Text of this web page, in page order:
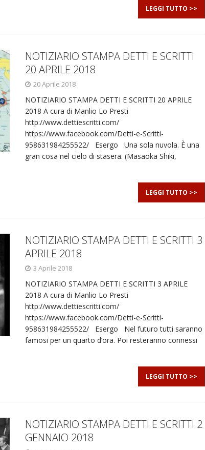
LEGGI TUTTO >>
NOTIZIARIO STAMPA DETTI E SCRITTI
20 APRILE 2018
20 Aprile 2018
NOTIZIARIO STAMPA DETTI E SCRITTI 20 APRILE
2018 A cura di Manlio Lo Presti
http://www.dettiescritti.com/
https://www.facebook.com/Detti-e-Scritti-
958631984255522/ Esergo Una sola nuvola. È una
gran cosa nel cielo di stasera. (Masaoka Shiki,
LEGGI TUTTO >>
NOTIZIARIO STAMPA DETTI E SCRITTI 3
APRILE 2018
3 Aprile 2018
NOTIZIARIO STAMPA DETTI E SCRITTI 3 APRILE
2018 A cura di Manlio Lo Presti
http://www.dettiescritti.com/
https://www.facebook.com/Detti-e-Scritti-
958631984255522/ Esergo Nel futuro tutti saranno
famosi per un quarto d’ora. Poi resteranno connessi
LEGGI TUTTO >>
NOTIZIARIO STAMPA DETTI E SCRITTI 2
GENNAIO 2018